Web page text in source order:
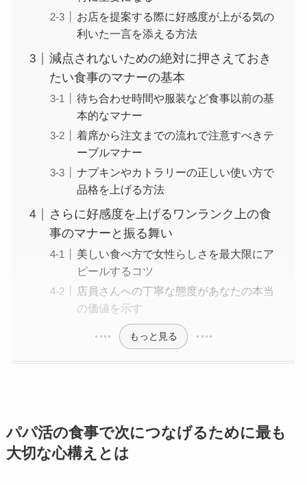
お店を提案する際に好感度が上がる気の
利いた一言を添える方法
減点されないための絶対に押さえておき
たい食事のマナーの基本
待ち合わせ時間や服装など食事以前の基
本的なマナー
着席から注文までの流れで注意すべきテ
ーブルマナー
ナプキンやカトラリーの正しい使い方で
品格を上げる方法
さらに好感度を上げるワンランク上の食
事のマナーと振る舞い
美しい食べ方で女性らしさを最大限にア
ピールするコツ
店員さんへの丁寧な態度があなたの本当
の価値を示す
もっと見る
パパ活の食事で次につなげるために最も
大切な心構えとは